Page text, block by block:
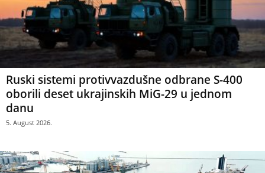
Ruski sistemi protivvazdušne odbrane S-400
oborili deset ukrajinskih MiG-29 u jednom
danu
5. August 2026.